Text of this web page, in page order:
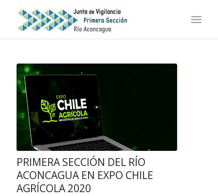
PRIMERA SECCIÓN DEL RÍO
ACONCAGUA EN EXPO CHILE
AGRÍCOLA 2020